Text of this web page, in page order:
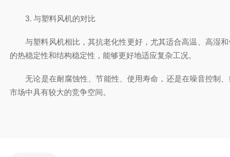
3. 与塑料风机的对比
与塑料风机相比，其抗老化性更好，尤其适合高温、高湿和
的热稳定性和结构稳定性，能够更好地适应复杂工况。
无论是在耐腐蚀性、节能性、使用寿命，还是在噪音控制、
市场中具有较大的竞争空间。